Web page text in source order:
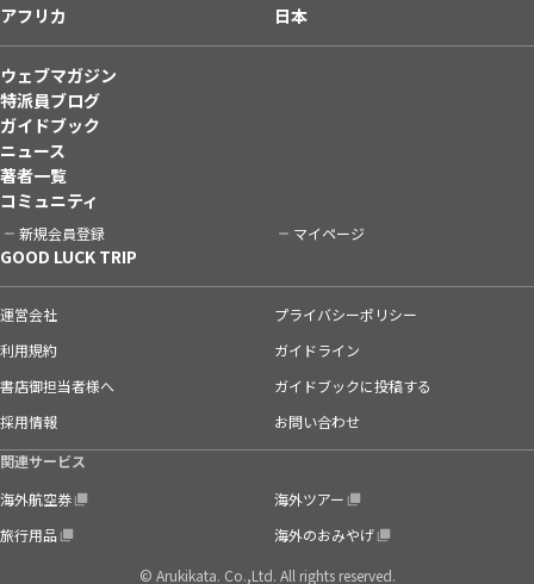
アフリカ
日本
ウェブマガジン
特派員ブログ
ガイドブック
ニュース
著者一覧
コミュニティ
新規会員登録 マイページ
GOOD LUCK TRIP
運営会社
プライバシーポリシー
利用規約
ガイドライン
書店御担当者様へ
ガイドブックに投稿する
採用情報
お問い合わせ
関連サービス
海外航空券
海外ツアー
旅行用品
海外のおみやげ
© Arukikata. Co.,Ltd. All rights reserved.